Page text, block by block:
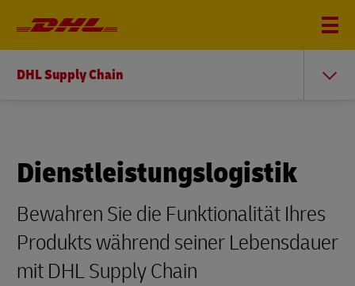
DHL Supply Chain
Dienstleistungslogistik
Bewahren Sie die Funktionalität Ihres
Produkts während seiner Lebensdauer
mit DHL Supply Chain